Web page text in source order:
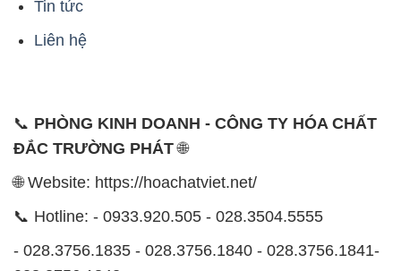
📞
PHÒNG KINH DOANH - CÔNG TY HÓA CHẤT
ĐẮC TRƯỜNG PHÁT
- 028.3756.1835 - 028.3756.1840 - 028.3756.1841-
0902.765.866
📧 Email: hoachat@dactruongphat.vn